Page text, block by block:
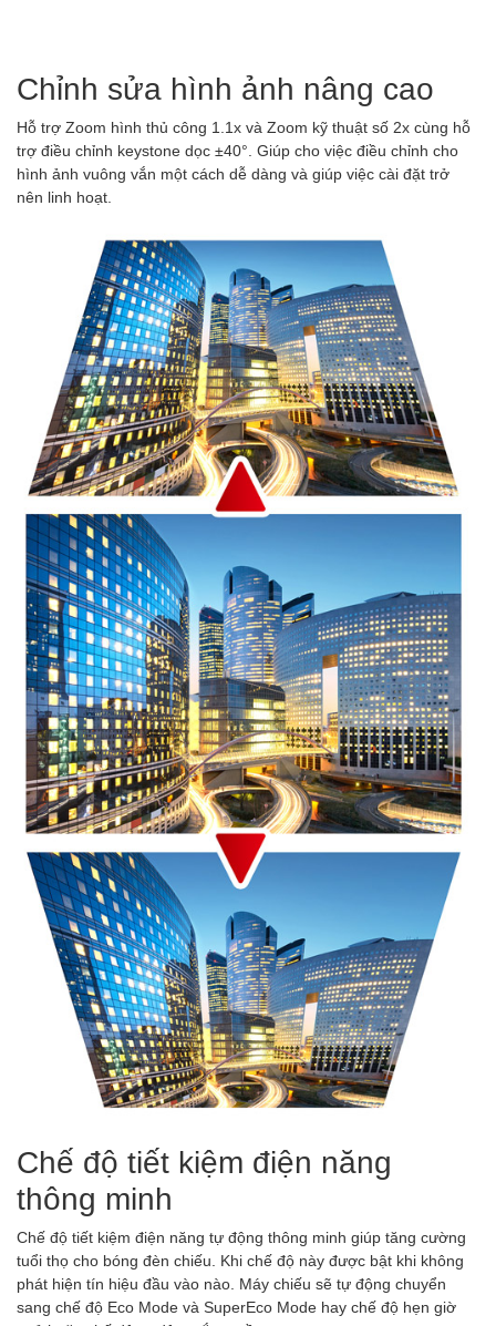
Chỉnh sửa hình ảnh nâng cao
Hỗ trợ Zoom hình thủ công 1.1x và Zoom kỹ thuật số 2x cùng hỗ
trợ điều chỉnh keystone dọc ±40°. Giúp cho việc điều chỉnh cho
hình ảnh vuông vắn một cách dễ dàng và giúp việc cài đặt trở
nên linh hoạt.
Chế độ tiết kiệm điện năng
thông minh
Chế độ tiết kiệm điện năng tự động thông minh giúp tăng cường
tuổi thọ cho bóng đèn chiếu. Khi chế độ này được bật khi không
phát hiện tín hiệu đầu vào nào. Máy chiếu sẽ tự động chuyển
sang chế độ Eco Mode và SuperEco Mode hay chế độ hẹn giờ